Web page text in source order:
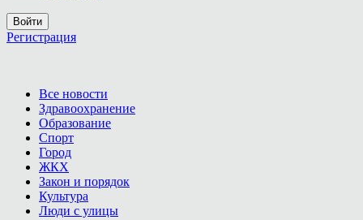
Войти
Регистрация
Все новости
Здравоохранение
Образование
Спорт
Город
ЖКХ
Закон и порядок
Культура
Люди с улицы